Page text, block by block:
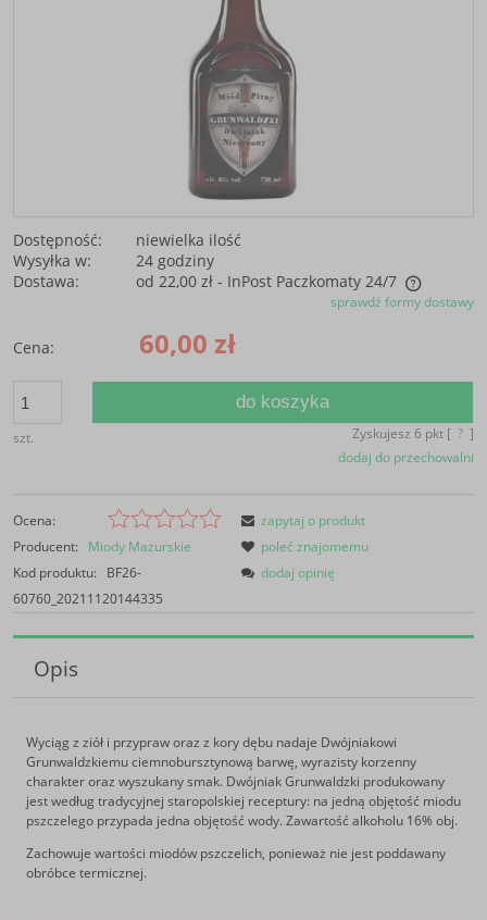
Dostępność:
niewielka ilość
Wysyłka w:
24 godziny
Dostawa:
od 22,00 zł - InPost Paczkomaty 24/7
Cena nie zawiera ewentualnych kosztów płatnościsprawdź formy dostawy
Cena: 60,00 zł
szt.
do koszyka
Zyskujesz 6 pkt [ ? ]
dodaj do przechowalni
Ocena:
Producent:
Miody Mazurskie
Kod produktu:
BF26-
60760_20211120144335
zapytaj o produkt
poleć znajomemu
dodaj opinię
Opis
Wyciąg z ziół i przypraw oraz z kory dębu nadaje Dwójniakowi
Grunwaldzkiemu ciemnobursztynową barwę, wyrazisty korzenny
charakter oraz wyszukany smak. Dwójniak Grunwaldzki produkowany
jest według tradycyjnej staropolskiej receptury: na jedną objętość miodu
pszczelego przypada jedna objętość wody. Zawartość alkoholu 16% obj.
Zachowuje wartości miodów pszczelich, ponieważ nie jest poddawany
obróbce termicznej.